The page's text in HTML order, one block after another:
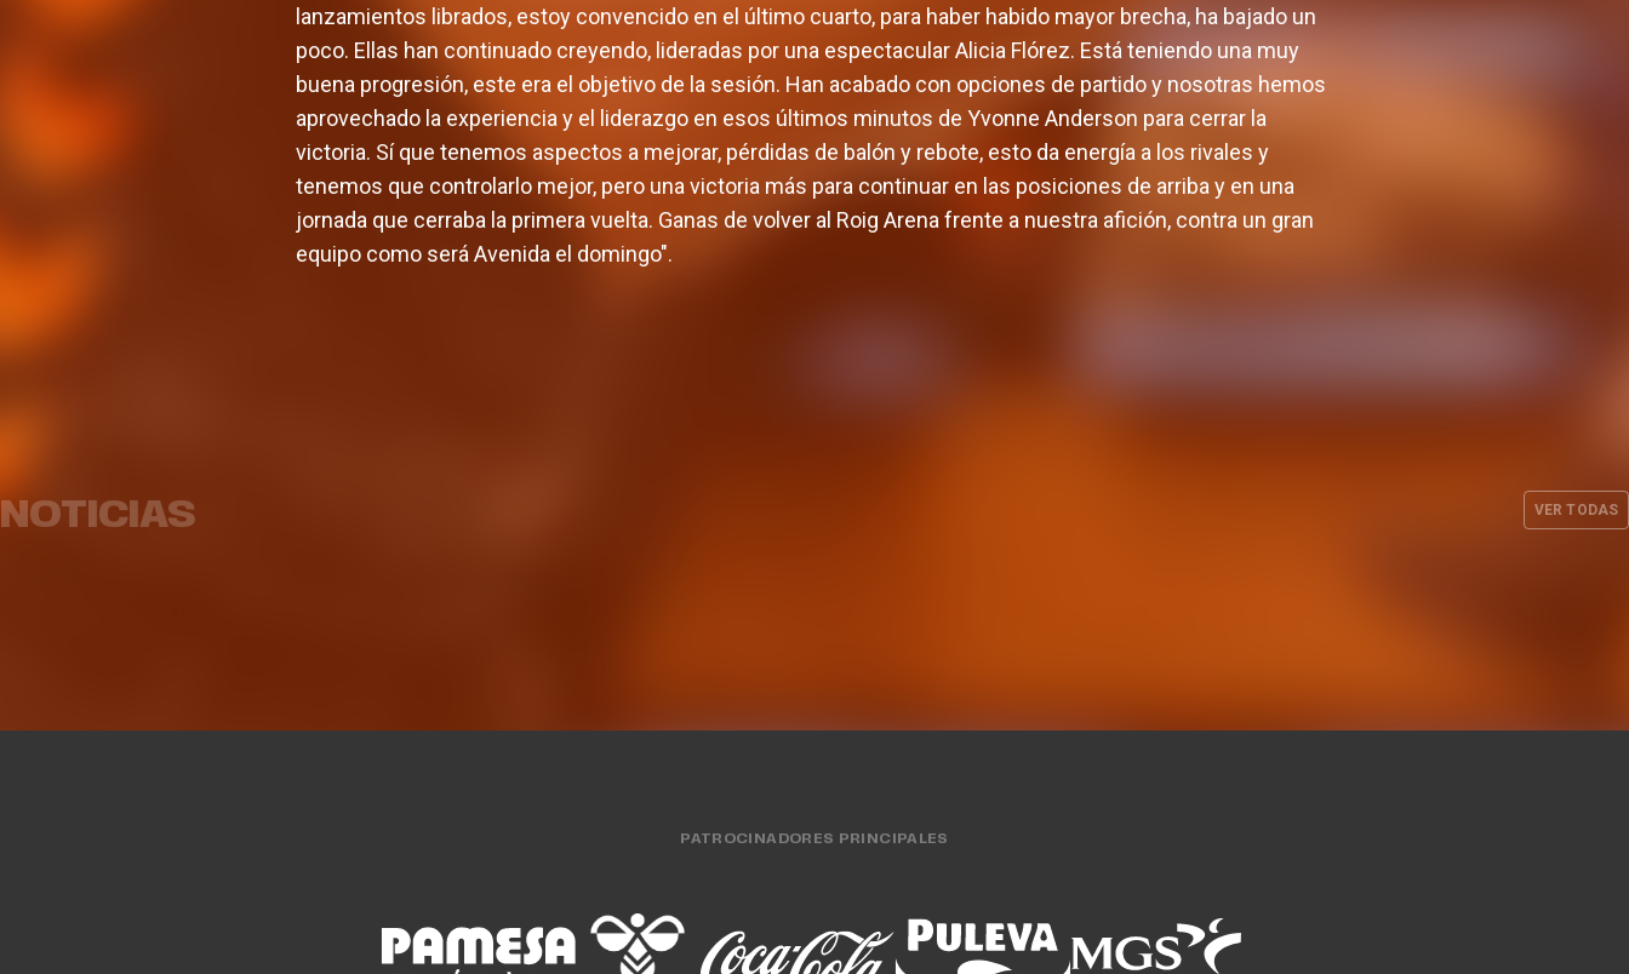
lanzamientos librados, estoy convencido en el último cuarto, para haber habido mayor brecha, ha bajado un
poco. Ellas han continuado creyendo, lideradas por una espectacular Alicia Flórez. Está teniendo una muy
buena progresión, este era el objetivo de la sesión. Han acabado con opciones de partido y nosotras hemos
aprovechado la experiencia y el liderazgo en esos últimos minutos de Yvonne Anderson para cerrar la
victoria. Sí que tenemos aspectos a mejorar, pérdidas de balón y rebote, esto da energía a los rivales y
tenemos que controlarlo mejor, pero una victoria más para continuar en las posiciones de arriba y en una
jornada que cerraba la primera vuelta. Ganas de volver al Roig Arena frente a nuestra afición, contra un gran
equipo como será Avenida el domingo".
NOTICIAS VER TODAS
PATROCINADORES PRINCIPALES